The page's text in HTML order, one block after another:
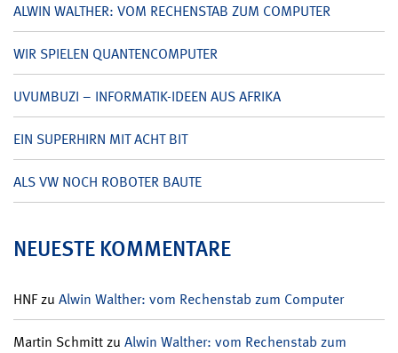
ALWIN WALTHER: VOM RECHENSTAB ZUM COMPUTER
WIR SPIELEN QUANTENCOMPUTER
UVUMBUZI – INFORMATIK-IDEEN AUS AFRIKA
EIN SUPERHIRN MIT ACHT BIT
ALS VW NOCH ROBOTER BAUTE
NEUESTE KOMMENTARE
HNFzu Alwin Walther: vom Rechenstab zum Computer
Martin Schmittzu Alwin Walther: vom Rechenstab zum